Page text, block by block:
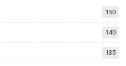
150
140
135